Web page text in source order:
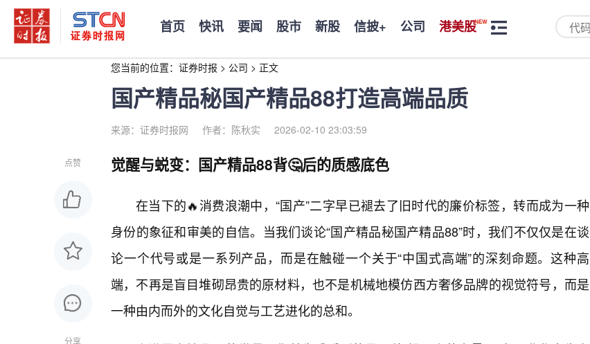
首页 快讯 要闻 股市 新股 信披+ 公司 港美股
您当前的位置： 证券时报 > 公司 > 正文
国产精品秘国产精品88打造高端品质
来源：证券时报网 作者：陈秋实 2026-02-10 23:03:59
点赞
分享
觉醒与蜕变：国产精品88背🤔后的质感底色
在当下的🔥消费浪潮中，“国产”二字早已褪去了旧时代的廉价标签，转而成为一种
身份的象征和审美的自信。当我们谈论“国产精品秘国产精品88”时，我们不仅仅是在谈
论一个代号或是一系列产品，而是在触碰一个关于“中国式高端”的深刻命题。这种高
端，不再是盲目堆砌昂贵的原材料，也不是机械地模仿西方奢侈品牌的视觉符号，而是
一种由内而外的文化自觉与工艺进化的总和。